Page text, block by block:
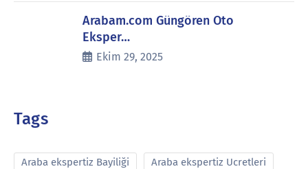
Arabam.com Güngören Oto
Eksper…
Ekim 29, 2025
Tags
Araba ekspertiz Bayiliği Araba ekspertiz Ucretleri